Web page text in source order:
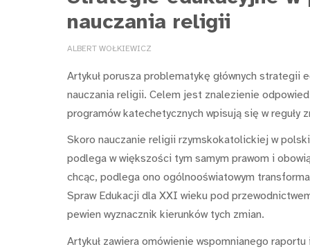
nauczania religii
ALBERT WOŁKIEWICZ
Artykuł porusza problematykę głównych strategii
nauczania religii. Celem jest znalezienie
programów katechetycznych wpisują się w reguły
Skoro nauczanie religii rzymskokatolickiej w
podlega w większości tym samym prawom i
chcąc, podlega ono ogólnooświatowym
Spraw Edukacji dla XXI wieku pod
pewien wyznacznik kierunków tych zmian.
Artykuł zawiera omówienie wspomnianego